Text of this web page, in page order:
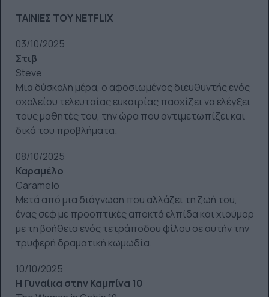
ΤΑΙΝΙΕΣ ΤΟΥ NETFLIX
03/10/2025
Στιβ
Steve
Μια δύσκολη μέρα, ο αφοσιωμένος διευθυντής ενός
σχολείου τελευταίας ευκαιρίας πασχίζει να ελέγξει
τους μαθητές του, την ώρα που αντιμετωπίζει και
δικά του προβλήματα.
08/10/2025
Καραμέλο
Caramelo
Μετά από μια διάγνωση που αλλάζει τη ζωή του,
ένας σεφ με προοπτικές αποκτά ελπίδα και χιούμορ
με τη βοήθεια ενός τετράποδου φίλου σε αυτήν την
τρυφερή δραματική κωμωδία.
10/10/2025
Η Γυναίκα στην Καμπίνα 10